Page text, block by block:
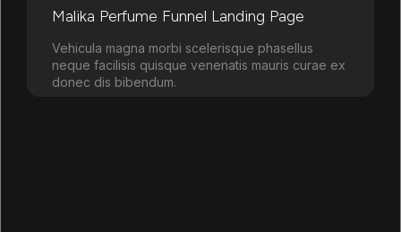
Malika Perfume Funnel Landing Page
Vehicula magna morbi scelerisque phasellus
neque facilisis quisque venenatis mauris curae ex
donec dis bibendum.